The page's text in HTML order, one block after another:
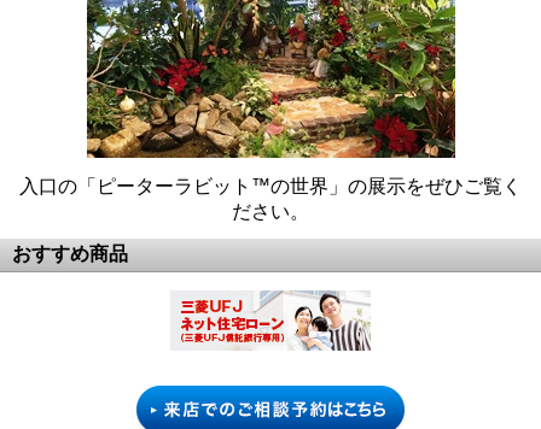
入口の「ピーターラビット™の世界」の展示をぜひご覧く
ださい。
おすすめ商品